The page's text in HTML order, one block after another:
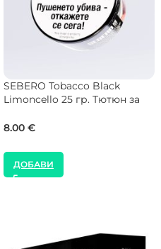
SEBERO Tobacco Black
Limoncello 25 гр. Тютюн за
8.00 €
ДОБАВИ